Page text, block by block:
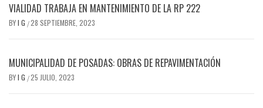
VIALIDAD TRABAJA EN MANTENIMIENTO DE LA RP 222
BYI G /28 SEPTIEMBRE, 2023
MUNICIPALIDAD DE POSADAS: OBRAS DE REPAVIMENTACIÓN
BYI G /25 JULIO, 2023